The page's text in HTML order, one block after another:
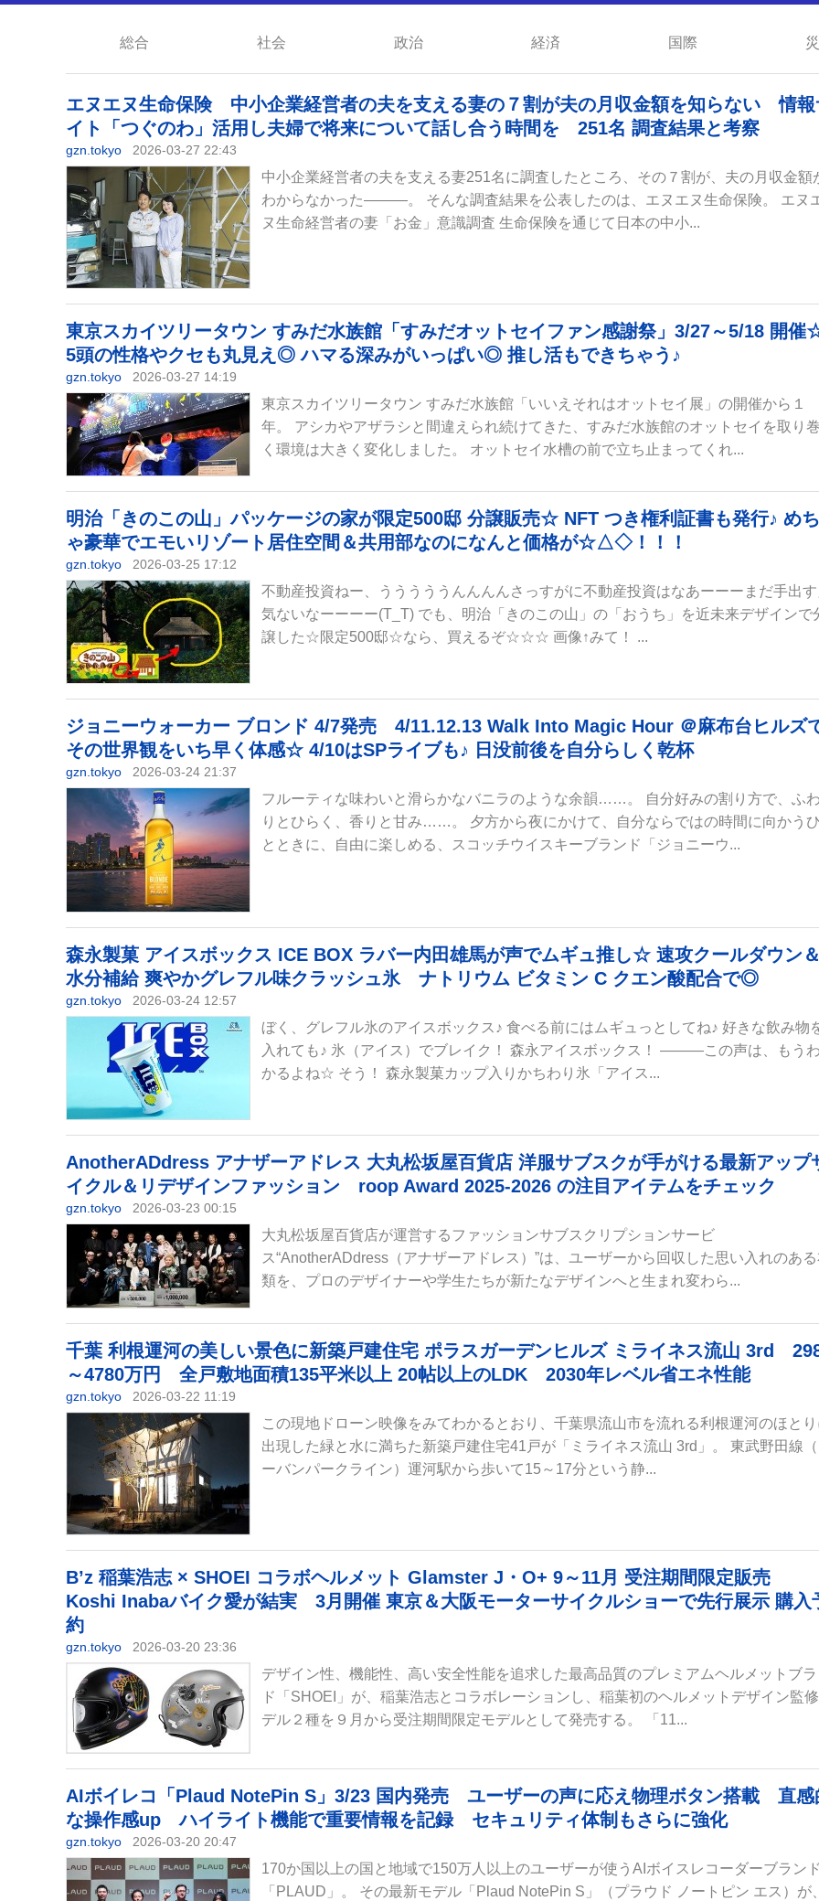
総合 社会 政治 経済 国際
エヌエヌ生命保険 中小企業経営者の夫を支える妻の７割が夫の月収金額を知らない 情報
イト「つぐのわ」活用し夫婦で将来について話し合う時間を 251名 調査結果と考察
gzn.tokyo 2026-03-27 22:43
中小企業経営者の夫を支える妻251名に調査したところ、その７割が、夫の月収金額
わからなかった―――。 そんな調査結果を公表したのは、エヌエヌ生命保険。 エヌ
ヌ生命経営者の妻「お金」意識調査 生命保険を通じて日本の中小...
東京スカイツリータウン すみだ水族館「すみだオットセイファン感謝祭」3/27～5/18 開催
5頭の性格やクセも丸見え◎ ハマる深みがいっぱい◎ 推し活もできちゃう♪
gzn.tokyo 2026-03-27 14:19
東京スカイツリータウン すみだ水族館「いいえそれはオットセイ展」の開催から１
年。 アシカやアザラシと間違えられ続けてきた、すみだ水族館のオットセイを取り
く環境は大きく変化しました。 オットセイ水槽の前で立ち止まってくれ...
明治「きのこの山」パッケージの家が限定500邸 分譲販売☆ NFT つき権利証書も発行♪ めち
ゃ豪華でエモいリゾート居住空間＆共用部なのになんと価格が☆△◇！！！
gzn.tokyo 2026-03-25 17:12
不動産投資ねー、うううううんんんんさっすがに不動産投資はなあーーーまだ手出
気ないなーーーー(T_T) でも、明治「きのこの山」の「おうち」を近未来デザインで
譲した☆限定500邸☆なら、買えるぞ☆☆☆ 画像↑みて！ ...
ジョニーウォーカー ブロンド 4/7発売 4/11.12.13 Walk Into Magic Hour ＠麻布台ヒルズ
その世界観をいち早く体感☆ 4/10はSPライブも♪ 日没前後を自分らしく乾杯
gzn.tokyo 2026-03-24 21:37
フルーティな味わいと滑らかなバニラのような余韻……。 自分好みの割り方で、ふ
りとひらく、香りと甘み……。 夕方から夜にかけて、自分ならではの時間に向かう
とときに、自由に楽しめる、スコッチウイスキーブランド「ジョニーウ...
森永製菓 アイスボックス ICE BOX ラバー内田雄馬が声でムギュ推し☆ 速攻クールダウン
水分補給 爽やかグレフル味クラッシュ氷 ナトリウム ビタミン C クエン酸配合で◎
gzn.tokyo 2026-03-24 12:57
ぼく、グレフル氷のアイスボックス♪ 食べる前にはムギュっとしてね♪ 好きな飲み物
入れても♪ 氷（アイス）でブレイク！ 森永アイスボックス！ ―――この声は、もう
かるよね☆ そう！ 森永製菓カップ入りかちわり氷「アイス...
AnotherADdress アナザーアドレス 大丸松坂屋百貨店 洋服サブスクが手がける最新アップ
イクル＆リデザインファッション roop Award 2025-2026 の注目アイテムをチェック
gzn.tokyo 2026-03-23 00:15
大丸松坂屋百貨店が運営するファッションサブスクリプションサービ
ス“AnotherADdress（アナザーアドレス）”は、ユーザーから回収した思い入れのあ
類を、プロのデザイナーや学生たちが新たなデザインへと生まれ変わら...
千葉 利根運河の美しい景色に新築戸建住宅 ポラスガーデンヒルズ ミライネス流山 3rd
～4780万円 全戸敷地面積135平米以上 20帖以上のLDK 2030年レベル省エネ性能
gzn.tokyo 2026-03-22 11:19
この現地ドローン映像をみてわかるとおり、千葉県流山市を流れる利根運河のほと
出現した緑と水に満ちた新築戸建住宅41戸が「ミライネス流山 3rd」。 東武野田線
ーバンパークライン）運河駅から歩いて15～17分という静...
B’z 稲葉浩志 × SHOEI コラボヘルメット Glamster J・O+ 9～11月 受注期間限定販売
Koshi Inabaバイク愛が結実 3月開催 東京＆大阪モーターサイクルショーで先行展示 購入
約
gzn.tokyo 2026-03-20 23:36
デザイン性、機能性、高い安全性能を追求した最高品質のプレミアムヘルメットブ
ド「SHOEI」が、稲葉浩志とコラボレーションし、稲葉初のヘルメットデザイン監
デル２種を９月から受注期間限定モデルとして発売する。 「11...
AIボイレコ「Plaud NotePin S」3/23 国内発売 ユーザーの声に応え物理ボタン搭載 直感
な操作感up ハイライト機能で重要情報を記録 セキュリティ体制もさらに強化
gzn.tokyo 2026-03-20 20:47
170か国以上の国と地域で150万人以上のユーザーが使うAIボイスレコーダーブラン
「PLAUD」。 その最新モデル「Plaud NotePin S」（プラウド ノートピン エス）が